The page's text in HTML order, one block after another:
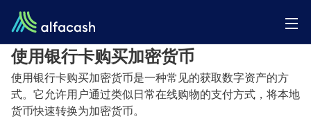
使用银行卡购买加密货币
使用银行卡购买加密货币是一种常见的获取数字资产的方
式。它允许用户通过类似日常在线购物的支付方式，将本地
货币快速转换为加密货币。